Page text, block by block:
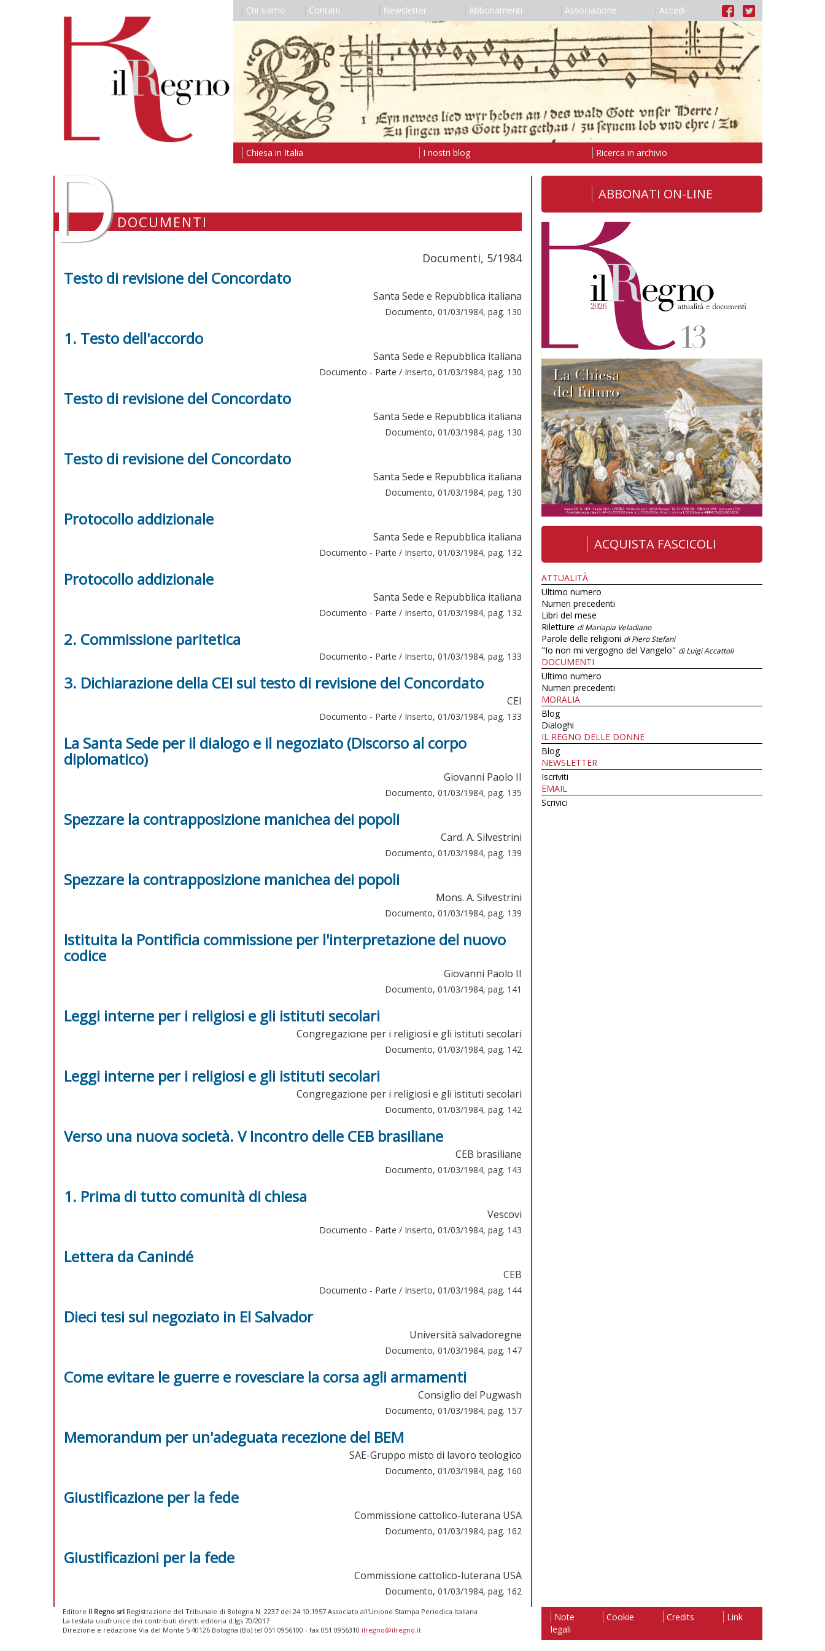
Chi siamo Contatti Newsletter Abbonamenti Associazione Accedi
Chiesa in Italia I nostri blog Ricerca in archivio
DDOCUMENTI
Documenti, 5/1984
Testo di revisione del Concordato
Santa Sede e Repubblica italiana
Documento, 01/03/1984, pag. 130
1. Testo dell'accordo
Santa Sede e Repubblica italiana
Documento - Parte / Inserto, 01/03/1984, pag. 130
Testo di revisione del Concordato
Santa Sede e Repubblica italiana
Documento, 01/03/1984, pag. 130
Testo di revisione del Concordato
Santa Sede e Repubblica italiana
Documento, 01/03/1984, pag. 130
Protocollo addizionale
Santa Sede e Repubblica italiana
Documento - Parte / Inserto, 01/03/1984, pag. 132
Protocollo addizionale
Santa Sede e Repubblica italiana
Documento - Parte / Inserto, 01/03/1984, pag. 132
2. Commissione paritetica
Documento - Parte / Inserto, 01/03/1984, pag. 133
3. Dichiarazione della CEI sul testo di revisione del Concordato
CEI
Documento - Parte / Inserto, 01/03/1984, pag. 133
La Santa Sede per il dialogo e il negoziato (Discorso al corpo
diplomatico)
Giovanni Paolo II
Documento, 01/03/1984, pag. 135
Spezzare la contrapposizione manichea dei popoli
Card. A. Silvestrini
Documento, 01/03/1984, pag. 139
Spezzare la contrapposizione manichea dei popoli
Mons. A. Silvestrini
Documento, 01/03/1984, pag. 139
Istituita la Pontificia commissione per l'interpretazione del nuovo
codice
Giovanni Paolo II
Documento, 01/03/1984, pag. 141
Leggi interne per i religiosi e gli istituti secolari
Congregazione per i religiosi e gli istituti secolari
Documento, 01/03/1984, pag. 142
Leggi interne per i religiosi e gli istituti secolari
Congregazione per i religiosi e gli istituti secolari
Documento, 01/03/1984, pag. 142
Verso una nuova società. V Incontro delle CEB brasiliane
CEB brasiliane
Documento, 01/03/1984, pag. 143
1. Prima di tutto comunità di chiesa
Vescovi
Documento - Parte / Inserto, 01/03/1984, pag. 143
Lettera da Canindé
CEB
Documento - Parte / Inserto, 01/03/1984, pag. 144
Dieci tesi sul negoziato in El Salvador
Università salvadoregne
Documento, 01/03/1984, pag. 147
Come evitare le guerre e rovesciare la corsa agli armamenti
Consiglio del Pugwash
Documento, 01/03/1984, pag. 157
Memorandum per un'adeguata recezione del BEM
SAE-Gruppo misto di lavoro teologico
Documento, 01/03/1984, pag. 160
Giustificazione per la fede
Commissione cattolico-luterana USA
Documento, 01/03/1984, pag. 162
Giustificazioni per la fede
Commissione cattolico-luterana USA
Documento, 01/03/1984, pag. 162
ABBONATI ON-LINE
ACQUISTA FASCICOLI
ATTUALITÀ
Ultimo numero
Numeri precedenti
Libri del mese
Riletture di Mariapia Veladiano
Parole delle religioni di Piero Stefani
"Io non mi vergogno del Vangelo" di Luigi Accattoli
DOCUMENTI
Ultimo numero
Numeri precedenti
MORALIA
Blog
Dialoghi
IL REGNO DELLE DONNE
Blog
NEWSLETTER
Iscriviti
EMAIL
Scrivici
Editore Il Regno srl Registrazione del Tribunale di Bologna N. 2237 del 24.10.1957 Associato all’Unione Stampa Periodica Italiana
La testata usufruisce dei contributi diretti editoria d.lgs 70/2017
Direzione e redazione Via del Monte 5 40126 Bologna (Bo) tel 051 0956100 - fax 051 0956310 ilregno@ilregno.it
Note
legali
Cookie Credits Link